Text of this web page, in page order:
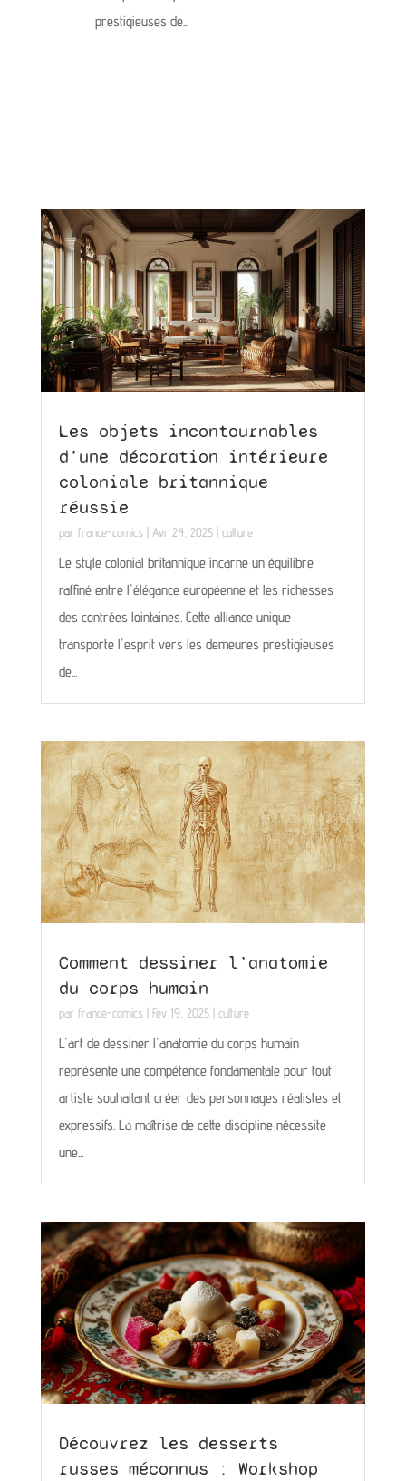
prestigieuses de...
Les objets incontournables
d’une décoration intérieure
coloniale britannique
réussie
par france-comics Avr 24, 2025| culture
Le style colonial britannique incarne un équilibre
raffiné entre l'élégance européenne et les richesses
des contrées lointaines. Cette alliance unique
transporte l'esprit vers les demeures prestigieuses
de...
Comment dessiner l’anatomie
du corps humain
par france-comics Fév 19, 2025| culture
L'art de dessiner l'anatomie du corps humain
représente une compétence fondamentale pour tout
artiste souhaitant créer des personnages réalistes et
expressifs. La maîtrise de cette discipline nécessite
une...
Découvrez les desserts
russes méconnus : Workshop